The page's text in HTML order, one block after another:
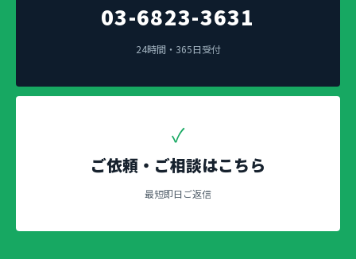
03-6823-3631
24時間・365日受付
✓
ご依頼・ご相談はこちら
最短即日ご返信